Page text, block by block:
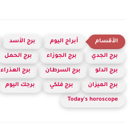
أبراج اليوم برج الأسد
برج الجدي برج الجوزاء برج الحمل
برج الدلو برج السرطان برج العذراء
برج الميزان برج فلكي برجك اليوم
Today's horoscope